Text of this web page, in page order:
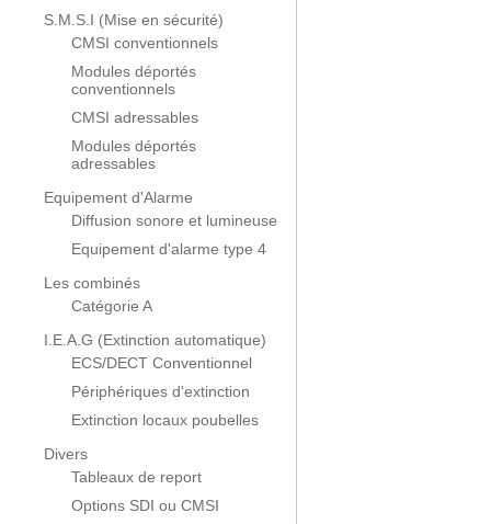
S.M.S.I (Mise en sécurité)
CMSI conventionnels
Modules déportés
conventionnels
CMSI adressables
Modules déportés
adressables
Equipement d'Alarme
Diffusion sonore et lumineuse
Equipement d'alarme type 4
Les combinés
Catégorie A
I.E.A.G (Extinction automatique)
ECS/DECT Conventionnel
Périphériques d'extinction
Extinction locaux poubelles
Divers
Tableaux de report
Options SDI ou CMSI